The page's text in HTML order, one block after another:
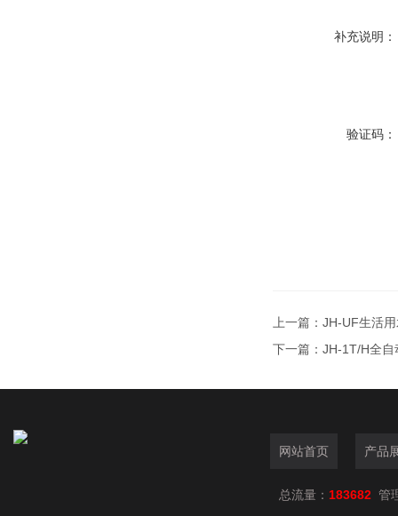
补充说明：
验证码：
上一篇： JH-UF生活
下一篇： JH-1T/H全自
网站首页 产品
总流量： 183682 管